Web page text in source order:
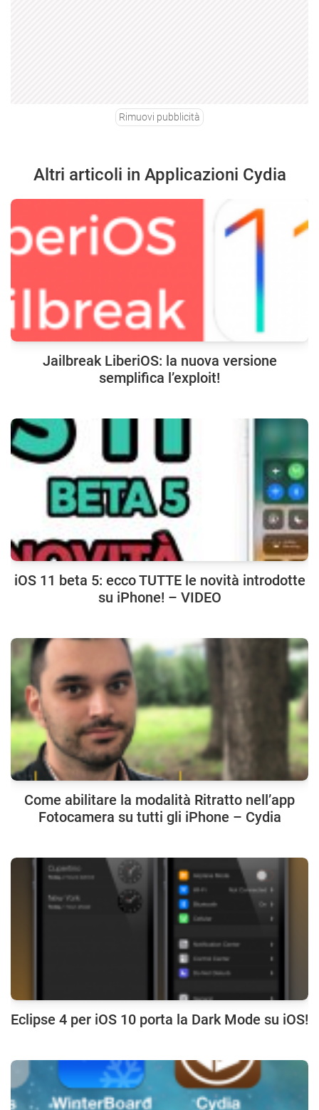
Rimuovi pubblicità
Altri articoli in Applicazioni Cydia
Jailbreak LiberiOS: la nuova versione
semplifica l’exploit!
iOS 11 beta 5: ecco TUTTE le novità introdotte
su iPhone! – VIDEO
Come abilitare la modalità Ritratto nell’app
Fotocamera su tutti gli iPhone – Cydia
Eclipse 4 per iOS 10 porta la Dark Mode su iOS!